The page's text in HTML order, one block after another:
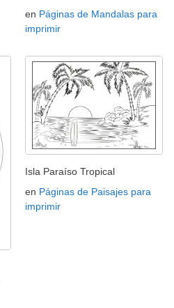
en Páginas de Mandalas para
imprimir
Isla Paraíso Tropical
en Páginas de Paisajes para
imprimir